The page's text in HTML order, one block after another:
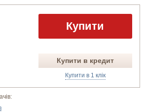
Купити
Купити в кредит
Купити в 1 клік